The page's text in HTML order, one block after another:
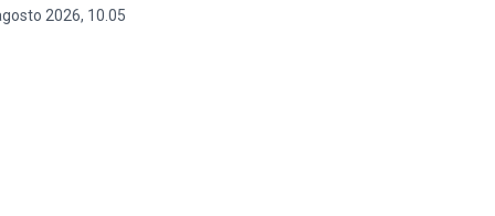
2026, 10.05